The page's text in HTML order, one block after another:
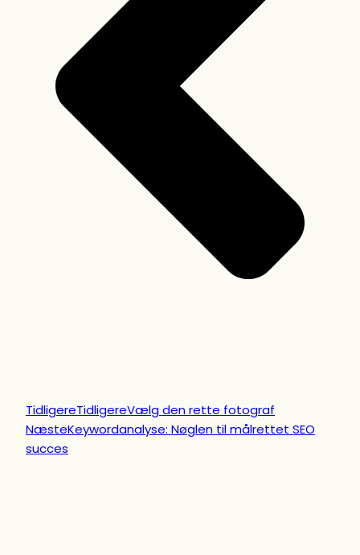
TidligereTidligereVælg den rette fotograf
NæsteKeywordanalyse: Nøglen til målrettet SEO
succes